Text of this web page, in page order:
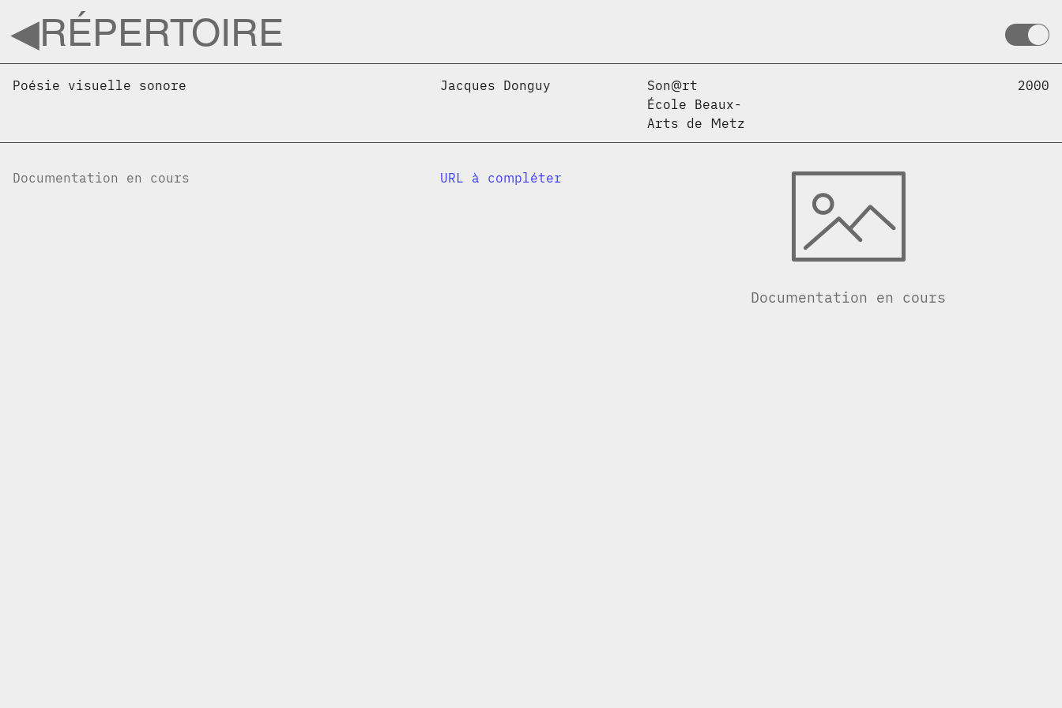
◀︎RÉPERTOIRE
Poésie visuelle sonore Jacques Donguy
Son@rt
École Beaux-
Arts de Metz
2000
Documentation en cours URL à compléter
Documentation en cours